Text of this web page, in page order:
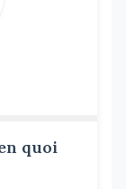
quoi